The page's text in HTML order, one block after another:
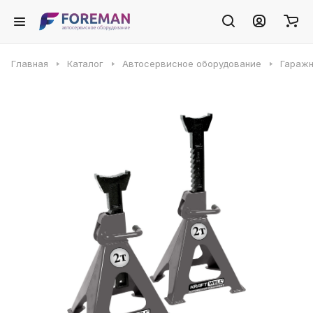
Главная Каталог Автосервисное оборудование